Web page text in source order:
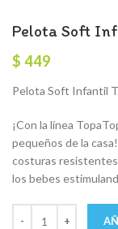
Pelota Soft
$ 449
Pelota Soft Infantil
¡Con la línea
pequeños de la
costuras resistentes
los bebes